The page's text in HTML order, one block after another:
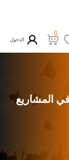
0
الدخول
المشاريع